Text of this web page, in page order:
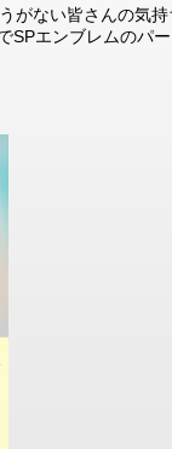
がない皆さんの気
SPエンブレムのパ